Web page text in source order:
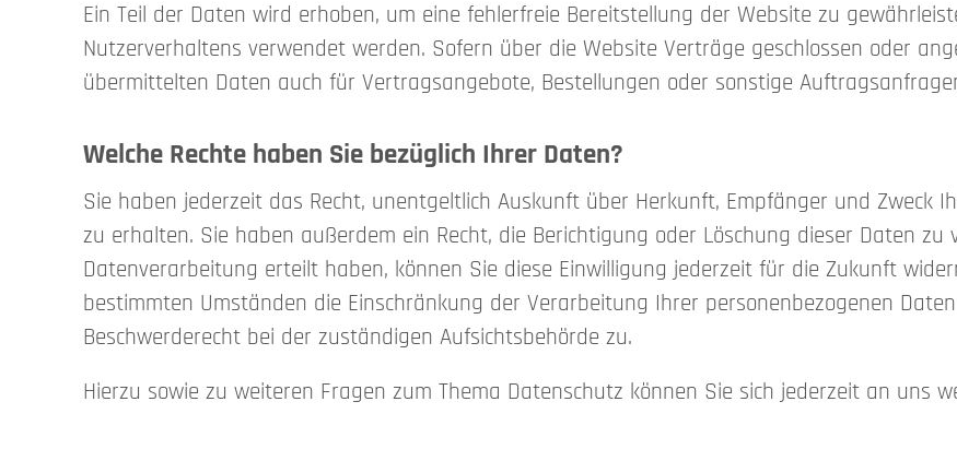
Ein Teil der Daten wird erhoben, um eine fehlerfreie Bereitstellung der Website zu
Nutzerverhaltens verwendet werden. Sofern über die Website Verträge geschlossen oder
übermittelten Daten auch für Vertragsangebote, Bestellungen oder sonstige
Welche Rechte haben Sie bezüglich Ihrer Daten?
Sie haben jederzeit das Recht, unentgeltlich Auskunft über Herkunft, Empfänger und Zweck
zu erhalten. Sie haben außerdem ein Recht, die Berichtigung oder Löschung dieser Daten zu
Datenverarbeitung erteilt haben, können Sie diese Einwilligung jederzeit für die Zukunft
bestimmten Umständen die Einschränkung der Verarbeitung Ihrer personenbezogenen
Beschwerderecht bei der zuständigen Aufsichtsbehörde zu.
Hierzu sowie zu weiteren Fragen zum Thema Datenschutz können Sie sich jederzeit an uns